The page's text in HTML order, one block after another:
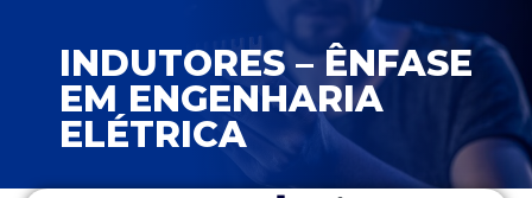
INDUTORES – ÊNFASE
EM ENGENHARIA
ELÉTRICA